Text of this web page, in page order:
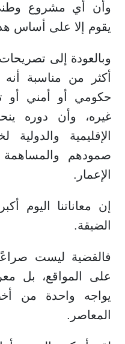
وأن أي مشروع
يقوم إلا على أساس
وبالعودة إلى
أكثر من مناسبة
حكومي أو أمني أو
غيره، وأن دوره
الإقليمية
صمودهم والمساهمة
الإعمار.
إن معاناتنا اليوم
الضيقة.
فالقضية ليست
على المواقع، بل
يواجه واحدة من
المعاصر.